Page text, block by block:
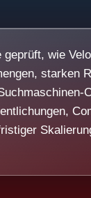
geprüft, wie
starken